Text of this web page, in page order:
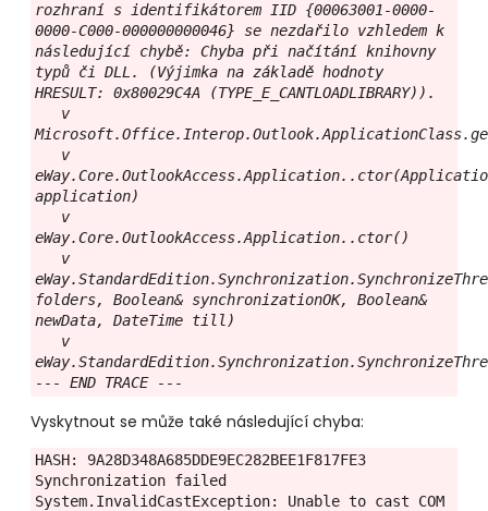
rozhraní s identifikátorem IID {00063001-0000-
0000-C000-000000000046} se nezdařilo vzhledem k
následující chybě: Chyba při načítání knihovny
typů či DLL. (Výjimka na základě hodnoty
HRESULT: 0x80029C4A (TYPE_E_CANTLOADLIBRARY)).
application)
eWay.Core.OutlookAccess.Application..ctor()
folders, Boolean& synchronizationOK, Boolean&
newData, DateTime till)
--- END TRACE ---
Vyskytnout se může také následující chyba:
HASH: 9A28D348A685DDE9EC282BEE1F817FE3
Synchronization failed
System.InvalidCastException: Unable to cast COM